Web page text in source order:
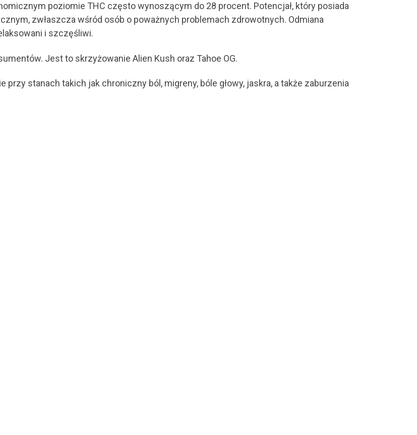
poziomie THC często wynoszącym do 28 procent. Potencjał, który posiada
zwłaszcza wśród osób o poważnych problemach zdrowotnych. Odmiana
i szczęśliwi.
Jest to skrzyżowanie Alien Kush oraz Tahoe OG.
stanach takich jak chroniczny ból, migreny, bóle głowy, jaskra, a także zaburzenia